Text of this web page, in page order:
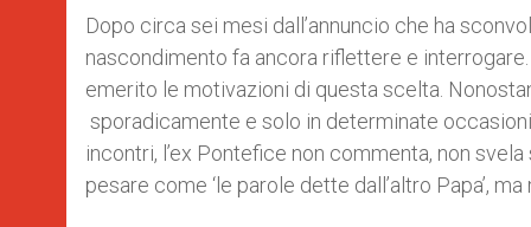
Dopo circa sei mesi dall’annuncio che ha
nascondimento fa ancora riflettere e
emerito le motivazioni di questa scelta.
sporadicamente e solo in determinate
incontri, l’ex Pontefice non commenta, non
pesare come ‘le parole dette dall’altro Papa’,